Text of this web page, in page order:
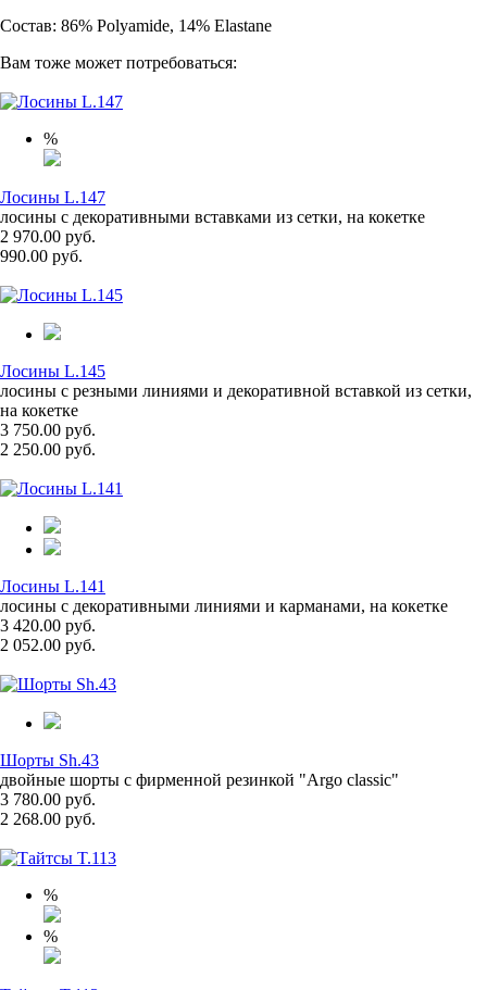
Состав: 86% Polyamide, 14% Elastane
Вам тоже может потребоваться:
%
Лосины L.147
лосины с декоративными вставками из сетки, на кокетке
2 970.00 руб.
990.00 руб.
Лосины L.145
лосины с резными линиями и декоративной вставкой из сетки,
на кокетке
3 750.00 руб.
2 250.00 руб.
Лосины L.141
лосины с декоративными линиями и карманами, на кокетке
3 420.00 руб.
2 052.00 руб.
Шорты Sh.43
двойные шорты с фирменной резинкой "Argo classic"
3 780.00 руб.
2 268.00 руб.
%
%